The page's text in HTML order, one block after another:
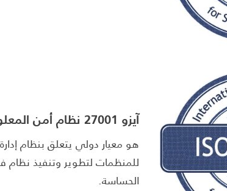
آيزو 27001 نظام أمن المعلومات
هو معيار دولي يتعلق بنظام
للمنظمات لتطوير وتنفيذ نظام
الحساسة.